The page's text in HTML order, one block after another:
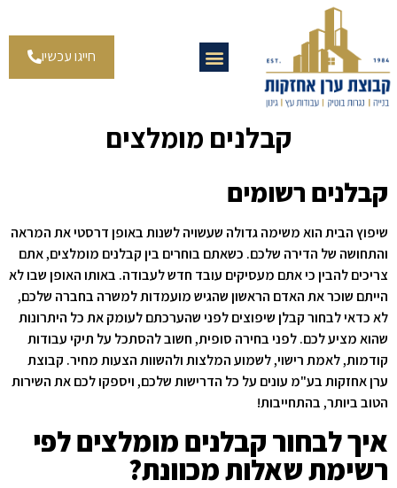
חייגו עכשיו
קבלנים מומלצים
קבלנים רשומים
שיפוץ הבית הוא משימה גדולה שעשויה לשנות באופן דרסטי את המראה
והתחושה של הדירה שלכם. כשאתם בוחרים בין קבלנים מומלצים, אתם
צריכים להבין כי אתם מעסיקים עובד חדש לעבודה. באותו האופן שבו לא
הייתם שוכר את האדם הראשון שהגיש מועמדות למשרה בחברה שלכם,
לא כדאי לבחור קבלן שיפוצים לפני שהערכתם לעומק את כל היתרונות
שהוא מציע לכם. לפני בחירה סופית, חשוב להסתכל על תיקי עבודות
קודמות, לאמת רישוי, לשמוע המלצות ולהשוות הצעות מחיר. קבוצת
ערן אחזקות בע"מ עונים על כל הדרישות שלכם, ויספקו לכם את השירות
הטוב ביותר, בהתחייבות!
איך לבחור קבלנים מומלצים לפי
רשימת שאלות מכוונת?